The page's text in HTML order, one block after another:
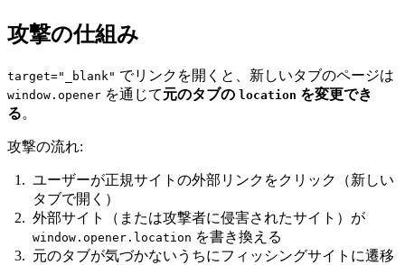
攻撃の仕組み
target="_blank" でリンクを開くと、新しいタブのページは
window.opener を通じて元のタブの location を変更でき
る。
攻撃の流れ:
ユーザーが正規サイトの外部リンクをクリック（新しい
タブで開く）
外部サイト（または攻撃者に侵害されたサイト）が
window.opener.location を書き換える
元のタブが気づかないうちにフィッシングサイトに遷移